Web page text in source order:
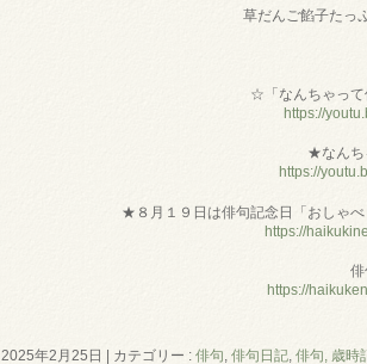
草だんご餡子たっ
☆「なんちゃって
https://
★なんち
https://
★８月１９日は俳句記念日「おしゃべ
https://
俳
https://
2025年2月25日 カテゴリー : 俳句 俳句日記 俳句, 歳時